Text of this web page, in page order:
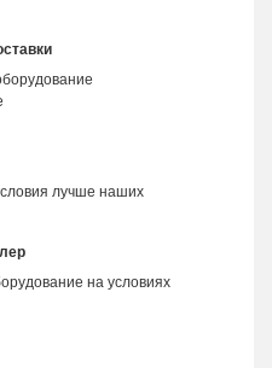
лучше наших
на условиях